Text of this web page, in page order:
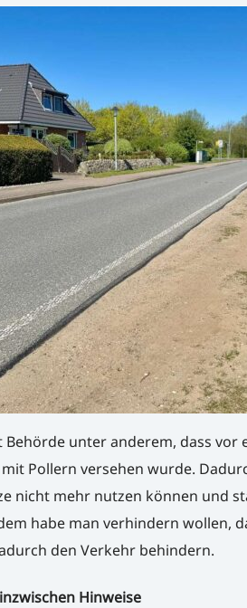
unter anderem, dass vor
Pollern versehen wurde.
nicht mehr nutzen können und
habe man verhindern wollen,
den Verkehr behindern.
Hinweise